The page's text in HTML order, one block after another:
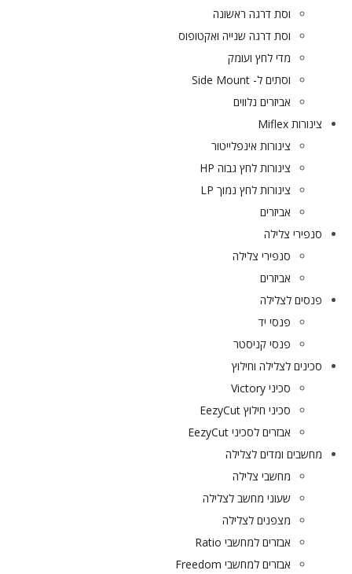
וסת דרגה ראשונה
וסת דרגה שנייה ואקטופוס
מדי לחץ ועומק
וסתים ל- Side Mount
אביזרים נלווים
צינורות Miflex
צינורות אינפלייטור
צינורות לחץ גבוה HP
צינורות לחץ נמוך LP
אביזרים
סנפירי צלילה
סנפירי צלילה
אביזרים
פנסים לצלילה
פנסי יד
פנסי קניסטר
סכינים לצלילה וחילוץ
סכיני Victory
סכיני חילוץ EezyCut
אבזרים לסכיני EezyCut
מחשבים ומדים לצלילה
מחשבי צלילה
שעוני מחשב לצלילה
מצפנים לצלילה
אבזרים למחשבי Ratio
אבזרים למחשבי Freedom